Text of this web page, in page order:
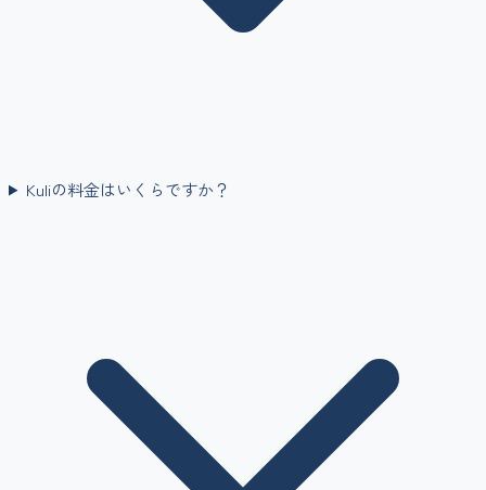
Kuliの料金はいくらですか？